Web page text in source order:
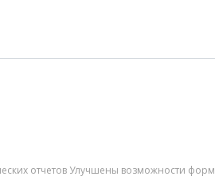
отчетов Улучшены возможности